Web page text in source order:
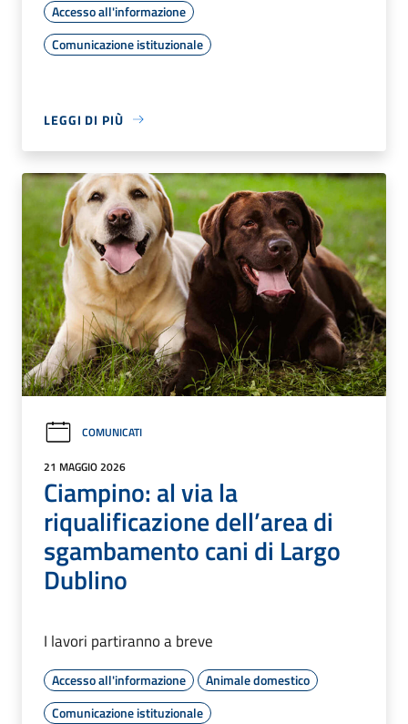
Accesso all'informazione
Comunicazione istituzionale
LEGGI DI PIÙ
COMUNICATI
21 MAGGIO 2026
Ciampino: al via la
riqualificazione dell’area di
sgambamento cani di Largo
Dublino
I lavori partiranno a breve
Accesso all'informazione
Animale domestico
Comunicazione istituzionale